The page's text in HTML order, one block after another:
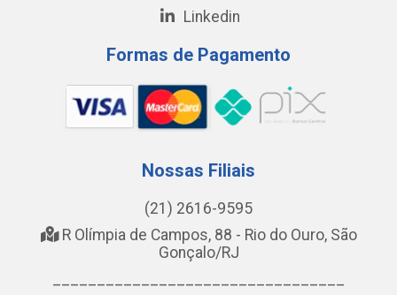
Linkedin
Formas de Pagamento
Nossas Filiais
(21) 2616-9595
R Olímpia de Campos, 88 - Rio do Ouro, São
Gonçalo/RJ